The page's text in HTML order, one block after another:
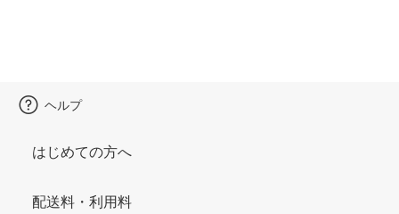
ヘルプ
はじめての方へ
配送料・利用料